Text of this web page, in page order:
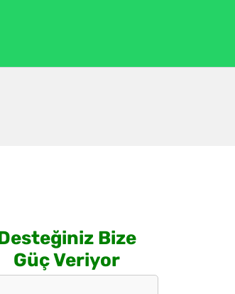
Bize
Güç Veriyor